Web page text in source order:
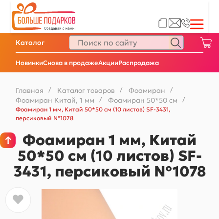
НовинкиСнова в продажеАкцииРаспродажа
Каталог
Главная / Каталог товаров / Фоамиран /
Фоамиран Китай, 1 мм / Фоамиран 50*50 см
/
Фоамиран 1 мм, Китай 50*50 см (10 листов) SF-3431,
персиковый №1078
Фоамиран 1 мм, Китай
50*50 см (10 листов) SF-
3431, персиковый №1078